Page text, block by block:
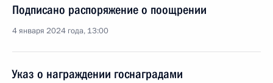
Подписано распоряжение о поощрении
4 января 2024 года, 13:00
Указ о награждении госнаградами